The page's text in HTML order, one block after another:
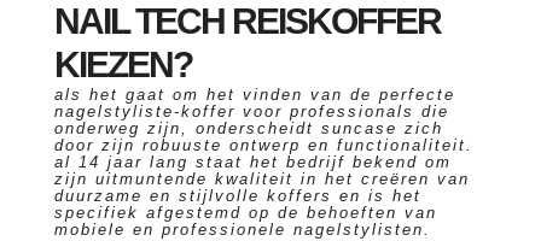
NAIL TECH REISKOFFER
KIEZEN?
als het gaat om het vinden van de perfecte
nagelstyliste-koffer voor professionals die
onderweg zijn, onderscheidt suncase zich
door zijn robuuste ontwerp en functionaliteit.
al 14 jaar lang staat het bedrijf bekend om
zijn uitmuntende kwaliteit in het creëren van
duurzame en stijlvolle koffers en is het
specifiek afgestemd op de behoeften van
mobiele en professionele nagelstylisten.